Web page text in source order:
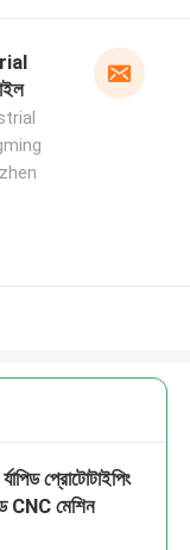
প্রোটোটাইপিং
CNC মেশিন